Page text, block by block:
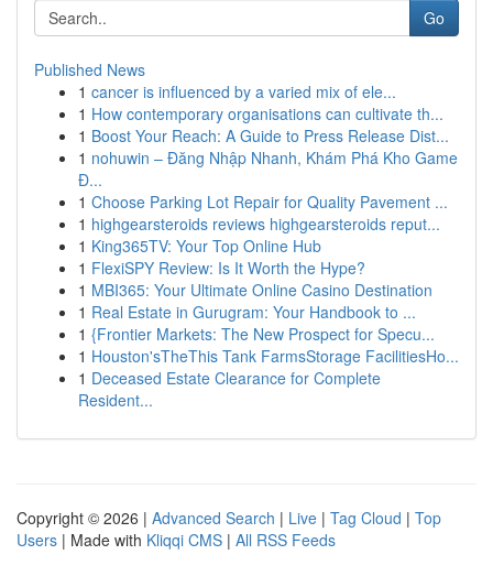
Go
Published News
1 cancer is influenced by a varied mix of ele...
1 How contemporary organisations can cultivate th...
1 Boost Your Reach: A Guide to Press Release Dist...
1 nohuwin – Đăng Nhập Nhanh, Khám Phá Kho Game
Đ...
1 Choose Parking Lot Repair for Quality Pavement ...
1 highgearsteroids reviews highgearsteroids reput...
1 King365TV: Your Top Online Hub
1 FlexiSPY Review: Is It Worth the Hype?
1 MBI365: Your Ultimate Online Casino Destination
1 Real Estate in Gurugram: Your Handbook to ...
1 {Frontier Markets: The New Prospect for Specu...
1 Houston'sTheThis Tank FarmsStorage FacilitiesHo...
1 Deceased Estate Clearance for Complete
Resident...
Copyright © 2026 | Advanced Search | Live | Tag Cloud | Top
Users | Made with Kliqqi CMS | All RSS Feeds